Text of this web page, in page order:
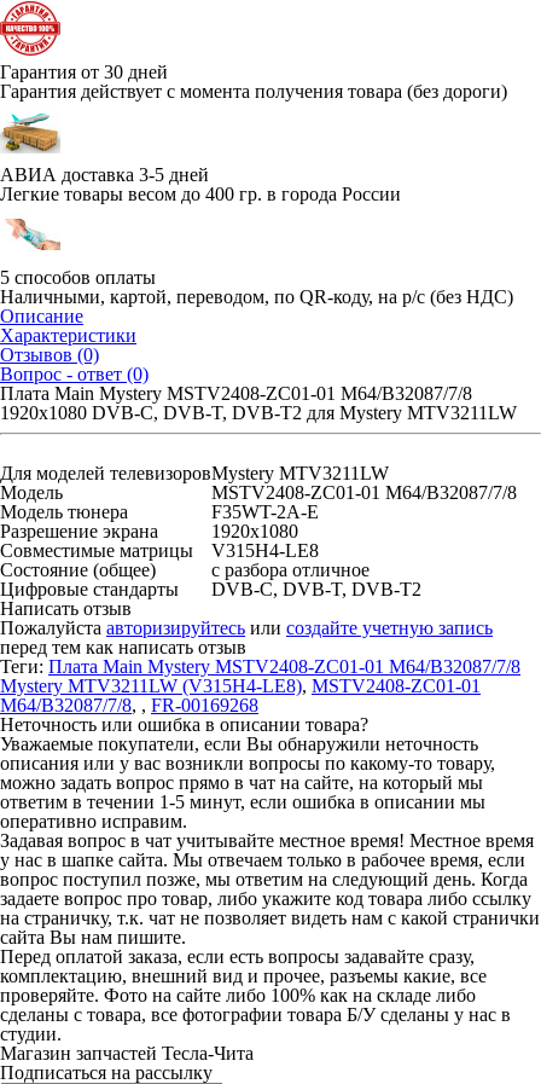
Гарантия от 30 дней
Гарантия действует с момента получения товара (без дороги)
АВИА доставка 3-5 дней
Легкие товары весом до 400 гр. в города России
5 способов оплаты
Наличными, картой, переводом, по QR-коду, на р/с (без НДС)
Описание
Характеристики
Отзывов (0)
Вопрос - ответ (0)
Плата Main Mystery MSTV2408-ZC01-01 M64/B32087/7/8
1920x1080 DVB-C, DVB-T, DVB-T2 для Mystery MTV3211LW
Для моделей телевизоровMystery MTV3211LW
Модель
MSTV2408-ZC01-01 M64/B32087/7/8
Модель тюнера
F35WT-2A-E
Разрешение экрана
1920x1080
Совместимые матрицы
V315H4-LE8
Состояние (общее)
с разбора отличное
Цифровые стандарты
DVB-C, DVB-T, DVB-T2
Написать отзыв
Пожалуйста авторизируйтесь или создайте учетную запись
перед тем как написать отзыв
Теги: Плата Main Mystery MSTV2408-ZC01-01 M64/B32087/7/8
Mystery MTV3211LW (V315H4-LE8), MSTV2408-ZC01-01
M64/B32087/7/8, , FR-00169268
Неточность или ошибка в описании товара?
Уважаемые покупатели, если Вы обнаружили неточность
описания или у вас возникли вопросы по какому-то товару,
можно задать вопрос прямо в чат на сайте, на который мы
ответим в течении 1-5 минут, если ошибка в описании мы
оперативно исправим.
Задавая вопрос в чат учитывайте местное время! Местное время
у нас в шапке сайта. Мы отвечаем только в рабочее время, если
вопрос поступил позже, мы ответим на следующий день. Когда
задаете вопрос про товар, либо укажите код товара либо ссылку
на страничку, т.к. чат не позволяет видеть нам с какой странички
сайта Вы нам пишите.
Перед оплатой заказа, если есть вопросы задавайте сразу,
комплектацию, внешний вид и прочее, разъемы какие, все
проверяйте. Фото на сайте либо 100% как на складе либо
сделаны с товара, все фотографии товара Б/У сделаны у нас в
студии.
Магазин запчастей Тесла-Чита
Подписаться на рассылку